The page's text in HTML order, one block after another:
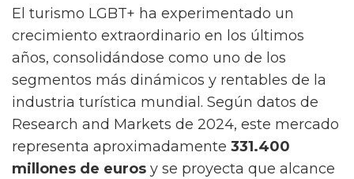
El turismo LGBT+ ha experimentado un
crecimiento extraordinario en los últimos
años, consolidándose como uno de los
segmentos más dinámicos y rentables de la
industria turística mundial. Según datos de
Research and Markets de 2024, este mercado
representa aproximadamente 331.400
millones de euros y se proyecta que alcance